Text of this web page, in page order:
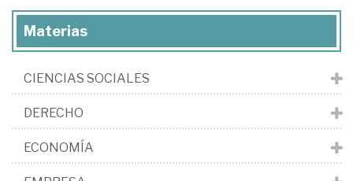
Materias
CIENCIAS SOCIALES
DERECHO
ECONOMÍA